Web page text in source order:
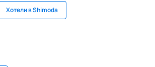
Хотели в Shimoda